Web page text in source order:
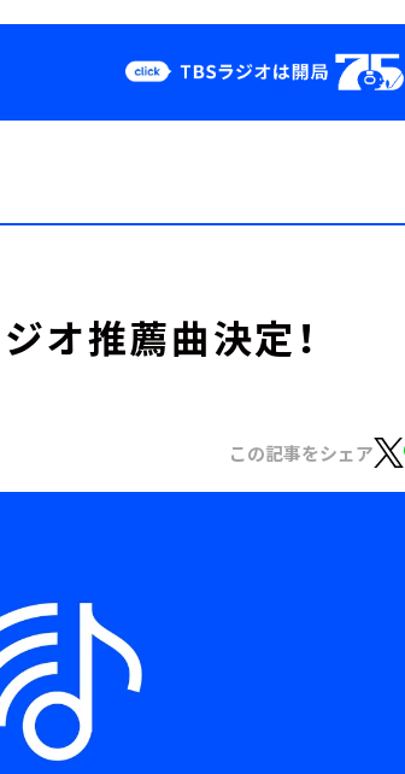
Podcast
YouTube
オ推薦曲決定！
この記事をシェア